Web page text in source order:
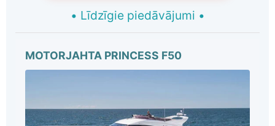
• Līdzīgie piedāvājumi •
MOTORJAHTA PRINCESS F50